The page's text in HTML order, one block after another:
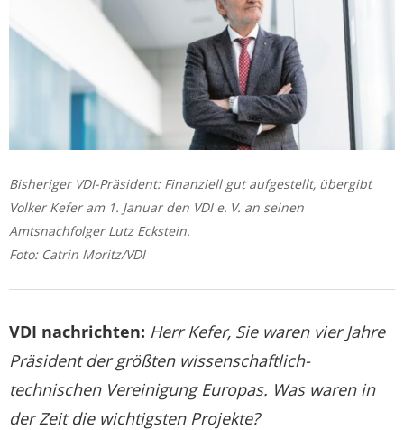
Bisheriger VDI-Präsident: Finanziell gut aufgestellt, übergibt
Volker Kefer am 1. Januar den VDI e. V. an seinen
Amtsnachfolger Lutz Eckstein.
Foto: Catrin Moritz/VDI
VDI nachrichten: Herr Kefer, Sie waren vier Jahre
Präsident der größten wissenschaftlich-
technischen Vereinigung Europas. Was waren in
der Zeit die wichtigsten Projekte?